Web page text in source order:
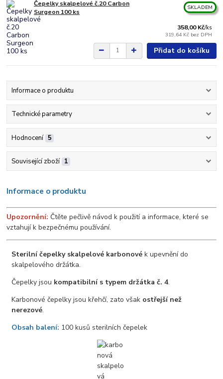
Čepelky skalpelové č.20 Carbon
Surgeon 100 ks
358,00 Kč/ks
319,64 Kč bez DPH
SKLADEM
Přidat do košíku
Informace o produktu
Technické parametry
Hodnocení 5
Související zboží 1
Informace o produktu
Upozornění: Čtěte pečlivě návod k použití a informace, které se
vztahují k bezpečnému používání.
Sterilní čepelky skalpelové karbonové k upevnění do
skalpelového držátka.
Čepelky jsou kompatibilní s typem držátka č. 4.
Karbonové čepelky jsou křehčí, zato však ostřejší než
nerezové.
Obsah balení: 100 kusů sterilních čepelek